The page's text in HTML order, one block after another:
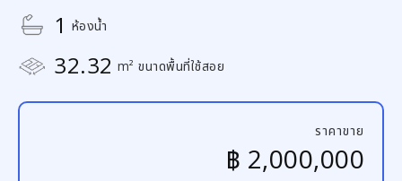
1 ห้องน้ำ
32.32 m² ขนาดพื้นที่ใช้สอย
ราคาขาย
฿ 2,000,000